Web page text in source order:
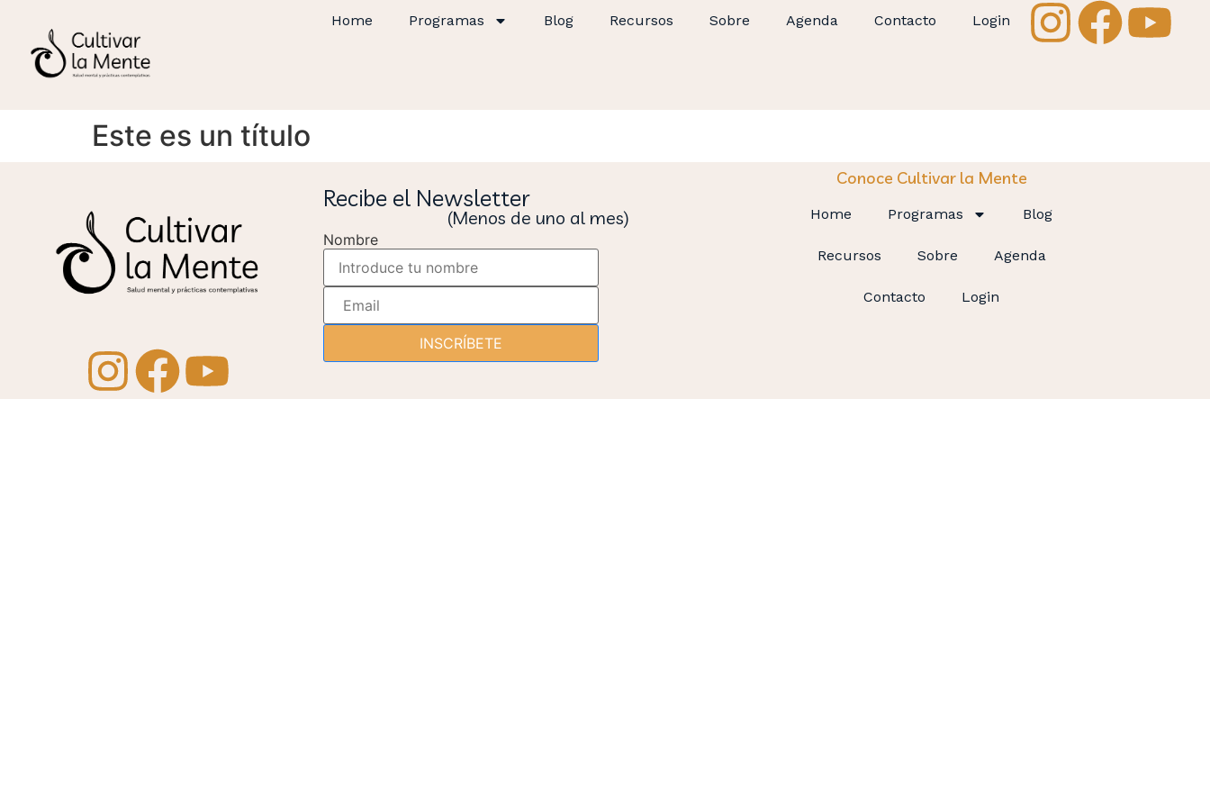
Home Programas Blog Recursos Sobre Agenda Contacto Login
Este es un título
Recibe el Newsletter
(Menos de uno al mes)
Nombre
INSCRÍBETE
Conoce Cultivar la Mente
Home Programas Blog
Recursos Sobre Agenda
Contacto Login